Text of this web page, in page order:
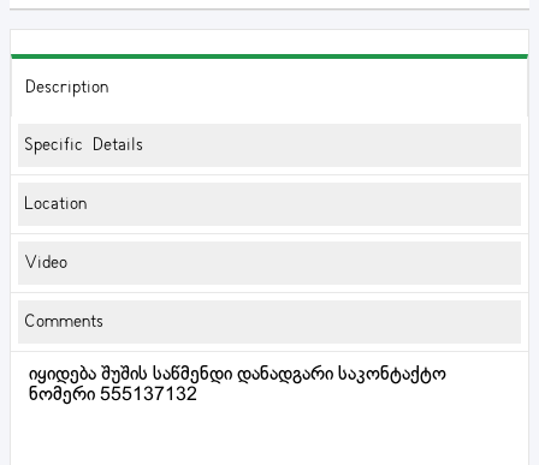
Description
Specific Details
Location
Video
Comments
იყიდება შუშის საწმენდი დანადგარი საკონტაქტო
ნომერი 555137132